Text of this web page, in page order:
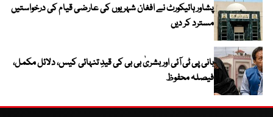
پشاور ہائیکورٹ نے افغان شہریوں کی عارضی قیام کی درخواستیں
مسترد کر دیں
بانی پی ٹی آئی اور بشریٰ بی بی کی قیدِ تنہائی کیس، دلائل مکمل،
فیصلہ محفوظ